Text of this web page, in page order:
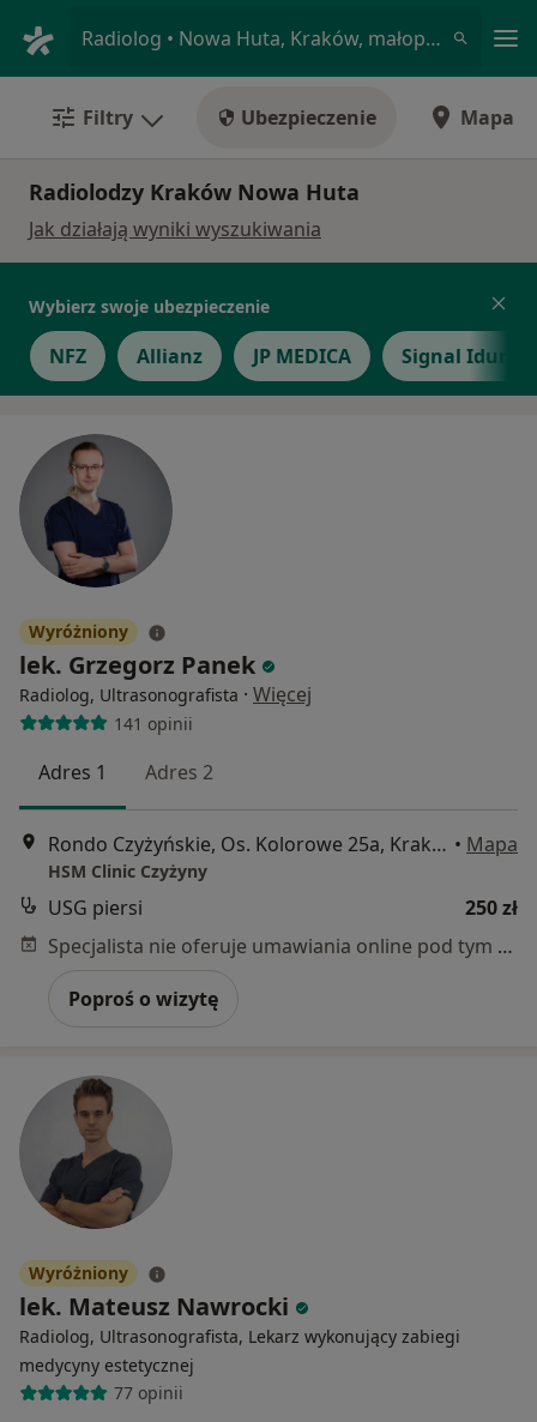
Radiolog • Nowa Huta, Kraków, małopolskie
Filtry Ubezpieczenie Mapa
Radiolodzy Kraków Nowa Huta
Jak działają wyniki wyszukiwania
Wybierz swoje ubezpieczenie
NFZ Allianz JP MEDICA Signal Iduna
Wyróżniony
lek. Grzegorz Panek
Radiolog, Ultrasonografista · Więcej
141 opinii
Adres 1 Adres 2
Rondo Czyżyńskie, Os. Kolorowe 25a, Kraków • Mapa
HSM Clinic Czyżyny
USG piersi
250 zł
Specjalista nie oferuje umawiania online pod tym adresem.
Poproś o wizytę
Wyróżniony
lek. Mateusz Nawrocki
Radiolog, Ultrasonografista, Lekarz wykonujący zabiegi
medycyny estetycznej
77 opinii